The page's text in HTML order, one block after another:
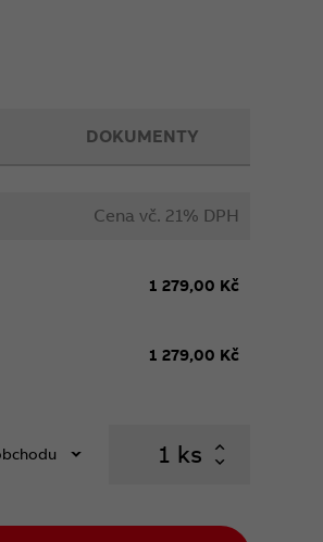
Cena vč. 21% DPH
1 279,00 Kč
1 279,00 Kč
ks
DOKUMENTY